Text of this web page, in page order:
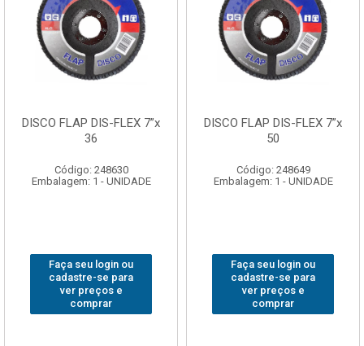
DISCO FLAP DIS-FLEX 7”x
36
Código: 248630
Embalagem: 1 - UNIDADE
Faça seu login ou
cadastre-se para
ver preços e
comprar
DISCO FLAP DIS-FLEX 7”x
50
Código: 248649
Embalagem: 1 - UNIDADE
Faça seu login ou
cadastre-se para
ver preços e
comprar